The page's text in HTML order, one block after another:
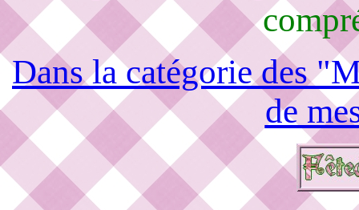
Dans la catégorie des
de